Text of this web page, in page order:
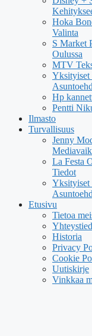
Hoka
Valinta
S Market
Oulussa
MTV
Yksityiset
Hp
Pentti
Ilmasto
Turvallisuus
Jenny
La Festa
Tiedot
Yksityiset
Etusivu
Tietoa
Historia
Privacy
Cookie
Uutiskirje
Vinkkaa